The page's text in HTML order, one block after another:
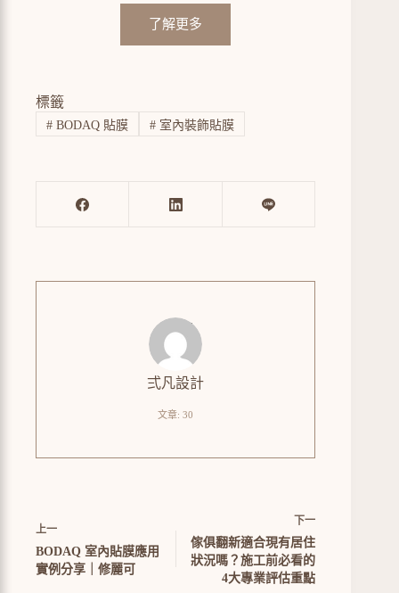
了解更多
標籤
#BODAQ 貼膜 #室內裝飾貼膜
弍凡設計
文章: 30
上一
BODAQ 室內貼膜應用
實例分享｜修麗可
下一
傢俱翻新適合現有居住
狀況嗎？施工前必看的
4大專業評估重點